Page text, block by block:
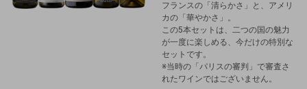
フランスの「清らかさ」と、アメリ
カの「華やかさ」。
この5本セットは、二つの国の魅力
が一度に楽しめる、今だけの特別な
セットです。
※当時の「パリスの審判」で審査さ
れたワインではございません。